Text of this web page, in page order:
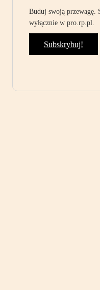
Buduj swoją przewagę.
wyłącznie w pro.rp.pl.
Subskrybuj!